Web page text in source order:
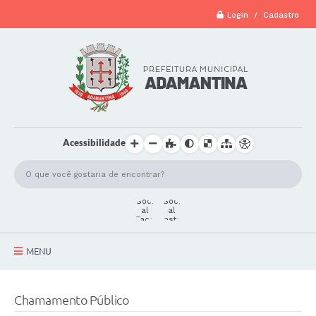
Login / Cadastro
Acessibilidade
MENU
Chamamento Público